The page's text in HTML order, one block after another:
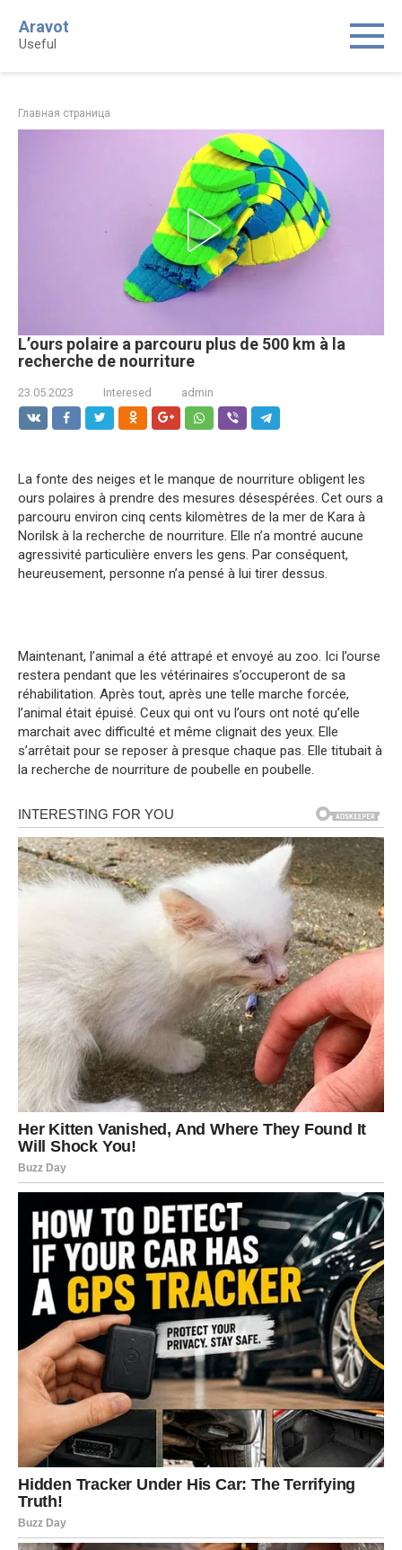
content
Aravot
Useful
Главная страница
L’ours polaire a parcouru plus de 500 km à la
recherche de nourriture
23.05.2023 Interesed admin
La fonte des neiges et le manque de nourriture obligent les
ours polaires à prendre des mesures désespérées. Cet ours a
parcouru environ cinq cents kilomètres de la mer de Kara à
Norilsk à la recherche de nourriture. Elle n’a montré aucune
agressivité particulière envers les gens. Par conséquent,
heureusement, personne n’a pensé à lui tirer dessus.
Maintenant, l’animal a été attrapé et envoyé au zoo. Ici l’ourse
restera pendant que les vétérinaires s’occuperont de sa
réhabilitation. Après tout, après une telle marche forcée,
l’animal était épuisé. Ceux qui ont vu l’ours ont noté qu’elle
marchait avec difficulté et même clignait des yeux. Elle
s’arrêtait pour se reposer à presque chaque pas. Elle titubait à
la recherche de nourriture de poubelle en poubelle.